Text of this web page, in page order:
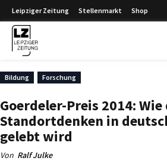
Leipziger Zeitung Stellenmarkt Shop
Bildung Forschung
Goerdeler-Preis 2014: Wie
Standortdenken in
gelebt wird
Von Ralf Julke